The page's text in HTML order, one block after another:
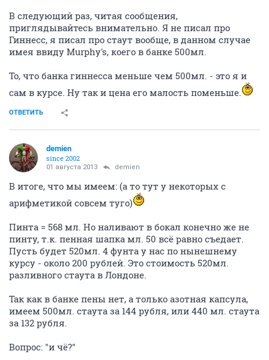
В следующий раз, читая сообщения,
приглядывайтесь внимательно. Я не писал про
Гиннесс, я писал про стаут вообще, в данном случае
имея ввиду Murphy's, коего в банке 500мл.
То, что банка гиннесса меньше чем 500мл. - это я и
сам в курсе. Ну так и цена его малость поменьше.
ОТВЕТИТЬ
demien
since 2002
01 августа 2013 demien
В итоге, что мы имеем: (а то тут у некоторых с
арифметикой совсем туго)
Пинта = 568 мл. Но наливают в бокал конечно же не
пинту, т.к. пенная шапка мл. 50 всё равно съедает.
Пусть будет 520мл. 4 фунта у нас по нынешнему
курсу - около 200 рублей. Это стоимость 520мл.
разливного стаута в Лондоне.
Так как в банке пены нет, а только азотная капсула,
имеем 500мл. стаута за 144 рубля, или 440 мл. стаута
за 132 рубля.
Вопрос: "и чё?"